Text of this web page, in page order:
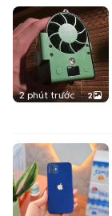
2 phút trước 2